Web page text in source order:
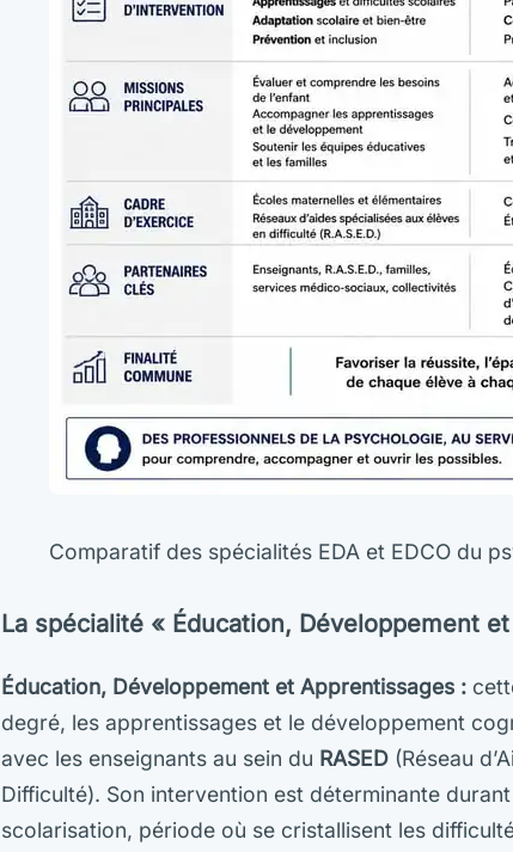
Comparatif des spécialités EDA et EDCO du
La spécialité « Éducation, Développement
Éducation, Développement et Apprentissages :
degré, les apprentissages et le développement
avec les enseignants au sein du RASED (Réseau
Difficulté). Son intervention est déterminante
scolarisation, période où se cristallisent les